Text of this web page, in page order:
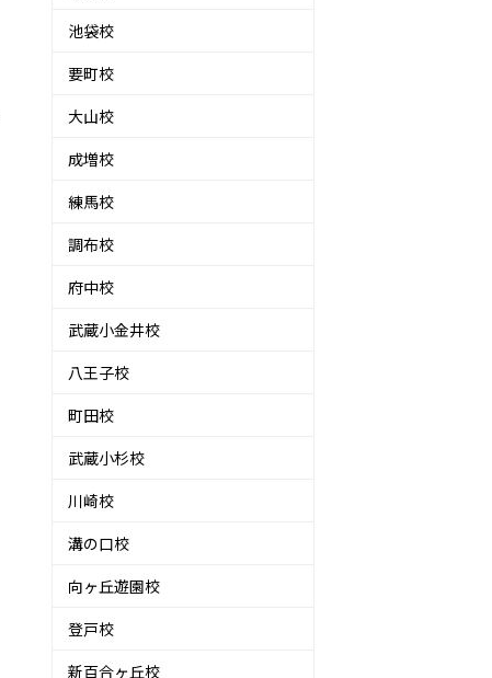
池袋校
要町校
大山校
成増校
練馬校
調布校
府中校
武蔵小金井校
八王子校
町田校
武蔵小杉校
川崎校
溝の口校
向ヶ丘遊園校
登戸校
新百合ヶ丘校